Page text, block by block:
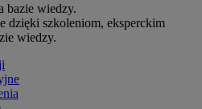
bazie wiedzy.
dzięki szkoleniom, eksperckim
wiedzy.